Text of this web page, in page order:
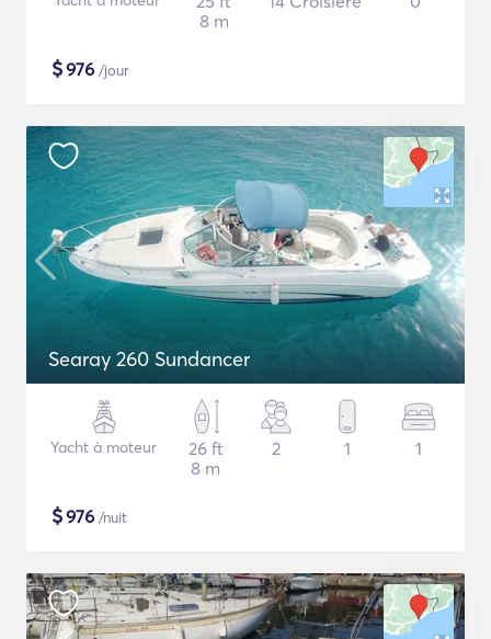
8 m
$976 /jour
Searay 260 Sundancer
Yacht à moteur
26 ft
8 m
2 1 1
$976 /nuit